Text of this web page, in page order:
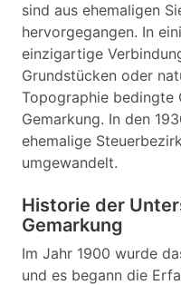
sind aus ehemaligen
hervorgegangen. In
einzigartige
Grundstücken oder
Topographie bedingte
Gemarkung. In den
ehemalige
umgewandelt.
Historie der
Gemarkung
Im Jahr 1900 wurde
und es begann die